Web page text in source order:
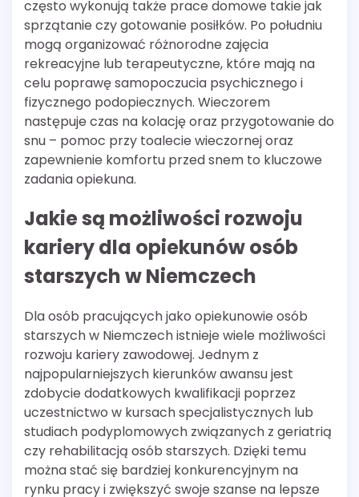
często wykonują także prace domowe takie jak
sprzątanie czy gotowanie posiłków. Po południu
mogą organizować różnorodne zajęcia
rekreacyjne lub terapeutyczne, które mają na
celu poprawę samopoczucia psychicznego i
fizycznego podopiecznych. Wieczorem
następuje czas na kolację oraz przygotowanie do
snu – pomoc przy toalecie wieczornej oraz
zapewnienie komfortu przed snem to kluczowe
zadania opiekuna.
Jakie są możliwości rozwoju
kariery dla opiekunów osób
starszych w Niemczech
Dla osób pracujących jako opiekunowie osób
starszych w Niemczech istnieje wiele możliwości
rozwoju kariery zawodowej. Jednym z
najpopularniejszych kierunków awansu jest
zdobycie dodatkowych kwalifikacji poprzez
uczestnictwo w kursach specjalistycznych lub
studiach podyplomowych związanych z geriatrią
czy rehabilitacją osób starszych. Dzięki temu
można stać się bardziej konkurencyjnym na
rynku pracy i zwiększyć swoje szanse na lepsze